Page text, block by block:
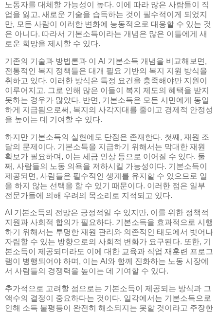
노동자를 대체할 가능성이 높다. 이에 따라 많은 사람들이 직
업을 잃고, 새로운 기술을 습득하는 것이 필수적이게 되었지
만, 모든 사람이 이러한 변화에 능동적으로 대응할 수 있는 것
은 아니다. 따라서 기본소득이라는 개념은 많은 이들에게 새
로운 희망을 제시할 수 있다.
기존의 기술과 방법론과 이 AI 기본소득 개념을 비교해보면,
전통적인 복지 정책들은 대개 필요 기반의 복지 지원 방식을
취하고 있다. 이러한 방식은 특정 요건을 충족해야만 지원이
이루어지고, 그로 인해 많은 이들이 복지 제도의 혜택을 받지
못하는 경우가 많았다. 반면, 기본소득은 모든 시민에게 동일
하게 지급됨으로써, 복지의 사각지대를 줄이고 경제적 안정성
을 높이는 데 기여할 수 있다.
하지만 기본소득의 실현에도 단점은 존재한다. 첫째, 재원 조
달의 문제이다. 기본소득을 지급하기 위해서는 막대한 재원
확보가 필요하며, 이는 세금 인상 등으로 이어질 수 있다. 둘
째, 사람들의 노동 의욕을 저하시킬 가능성이다. 기본소득이
제공되면, 사람들은 필수적인 생계를 유지할 수 있으므로 일
을 하지 않는 선택을 할 수 있기 때문이다. 이러한 점은 일부
전문가들에 의해 우려의 목소리로 지적되고 있다.
AI 기본소득의 전망은 긍정적일 수 있지만, 이를 위한 정책적
지원과 사회적 합의가 필요하다. 기본소득을 효과적으로 시행
하기 위해서는 투명한 재원 관리와 의존적인 태도에서 벗어나
자립할 수 있는 방향으로의 사회적 변화가 요구된다. 또한, 기
본소득이 제공되더라도 이에 대한 교육과 직업 재훈련 프로그
램이 병행되어야 하며, 이는 AI와 함께 진화하는 노동 시장에
서 사람들의 경쟁력을 높이는 데 기여할 수 있다.
추가적으로 고려할 점으로는 기본소득이 제공되는 방식과 그
액수의 결정이 중요하다는 것이다. 일각에서는 기본소득으로
인해 소득 불평등이 완전히 해소되지는 못할 것이라고 주장한